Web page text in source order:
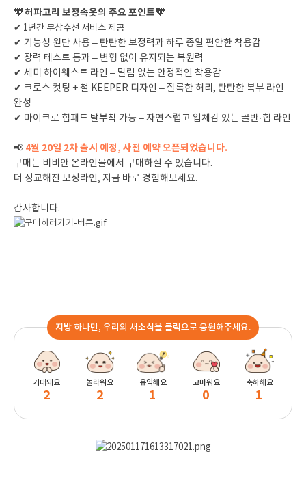
🧡허파고리 보정속옷의 주요 포인트🧡
✔ 1년간 무상수선 서비스 제공
✔ 기능성 원단 사용 – 탄탄한 보정력과 하루 종일 편안한 착용감
✔ 장력 테스트 통과 – 변형 없이 유지되는 복원력
✔ 세미 하이웨스트 라인 – 말림 없는 안정적인 착용감
✔ 크로스 컷팅 + 철 KEEPER 디자인 – 잘록한 허리, 탄탄한 복부 라인
완성
✔ 마이크로 힙패드 탈부착 가능 – 자연스럽고 입체감 있는 골반·힙 라인
📢 4월 20일 2차 출시 예정, 사전 예약 오픈되었습니다.
구매는 비비안 온라인몰에서 구매하실 수 있습니다.
더 정교해진 보정라인, 지금 바로 경험해보세요.
감사합니다.
지방 하나만, 우리의 새소식을 클릭으로 응원해주세요.
기대돼요
2
놀라워요
2
유익해요
1
고마워요
0
축하해요
1